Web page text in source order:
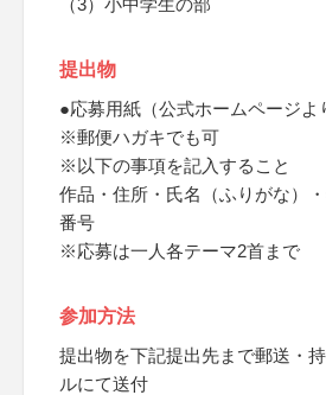
（3）小中学生の部
提出物
●応募用紙（公式ホームページよ
※郵便ハガキでも可
※以下の事項を記入すること
作品・住所・氏名（ふりがな）
番号
※応募は一人各テーマ2首まで
参加方法
提出物を下記提出先まで郵送・
ルにて送付